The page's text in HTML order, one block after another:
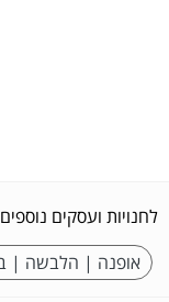
לחנויות ועסקים
אופנה | הלבשה |